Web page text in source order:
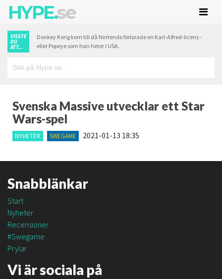
HYPE.se
VISSTE
DU
ATT...
Donkey Kong kom till då Nintendo förlorade en Karl-Alfred-licens -
eller Popeye som han heter i USA.
Svenska Massive utvecklar ett Star
Wars-spel
NYHETER SWEGAME 2021-01-13 18:35
Snabblänkar
Start
Nyheter
Recensioner
#Swegame
Prylar
Vi är sociala på